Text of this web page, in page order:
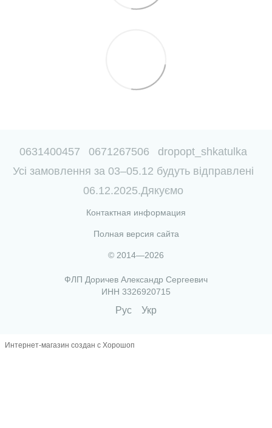
0631400457 0671267506
dropopt_shkatulka
Усі замовлення за 03–05.12 будуть відправлені
06.12.2025.Дякуємо
Контактная информация
Полная версия сайта
© 2014—2026
ФЛП Доричев Александр Сергеевич
ИНН 3326920715
Рус Укр
Интернет-магазин создан с Хорошоп